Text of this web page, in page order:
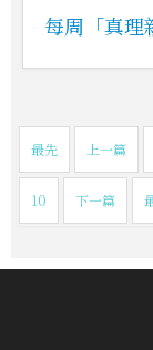
每周「真理
最先 上一篇
10 下一篇